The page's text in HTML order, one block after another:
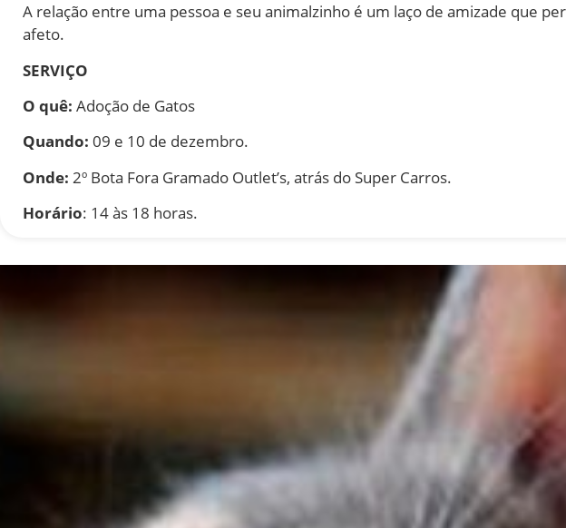
A relação entre uma pessoa e seu animalzinho é um laço de amizade que
afeto.
SERVIÇO
O quê: Adoção de Gatos
Quando: 09 e 10 de dezembro.
Onde: 2º Bota Fora Gramado Outlet’s, atrás do Super Carros.
Horário: 14 às 18 horas.